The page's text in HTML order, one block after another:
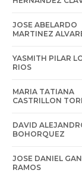
JOSE ABELARDO
MARTINEZ
YASMITH PILAR
RIOS
MARIA TATIANA
CASTRILLON
DAVID
BOHORQUEZ
JOSE DANIEL
RAMOS